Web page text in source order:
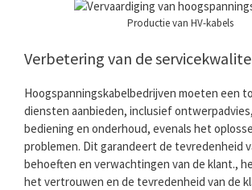
Productie van HV-kabels
Verbetering van de
Hoogspanningskabelbedrijven moeten een
diensten aanbieden, inclusief
bediening en onderhoud, evenals het
problemen. Dit garandeert de tevredenheid
behoeften en verwachtingen van de klant.,
het vertrouwen en de tevredenheid van de